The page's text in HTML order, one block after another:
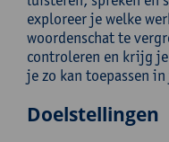
exploreer je welke
woordenschat te
controleren en krijg
je zo kan toepassen
Doelstellingen